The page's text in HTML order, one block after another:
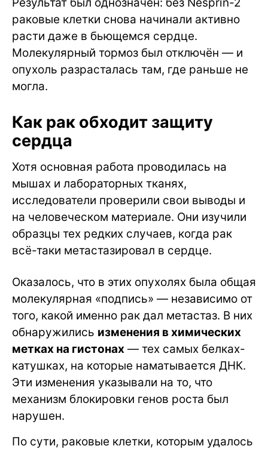
раковые клетки снова начинали активно
расти даже в бьющемся сердце.
Молекулярный тормоз был отключён — и
опухоль разрасталась там, где раньше не
могла.
Как рак обходит защиту
сердца
Хотя основная работа проводилась на
мышах и лабораторных тканях,
исследователи проверили свои выводы и
на человеческом материале. Они изучили
образцы тех редких случаев, когда рак
всё-таки метастазировал в сердце.
Оказалось, что в этих опухолях была общая
молекулярная «подпись» — независимо от
того, какой именно рак дал метастаз. В них
обнаружились изменения в химических
метках на гистонах — тех самых белках-
катушках, на которые наматывается ДНК.
Эти изменения указывали на то, что
механизм блокировки генов роста был
нарушен.
По сути, раковые клетки, которым удалось